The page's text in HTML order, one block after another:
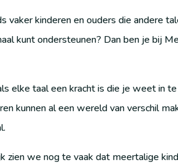
vaker kinderen en ouders die andere
kunt ondersteunen? Dan ben je bij
elke taal een kracht is die je weet in
kunnen al een wereld van verschil
zien we nog te vaak dat meertalige